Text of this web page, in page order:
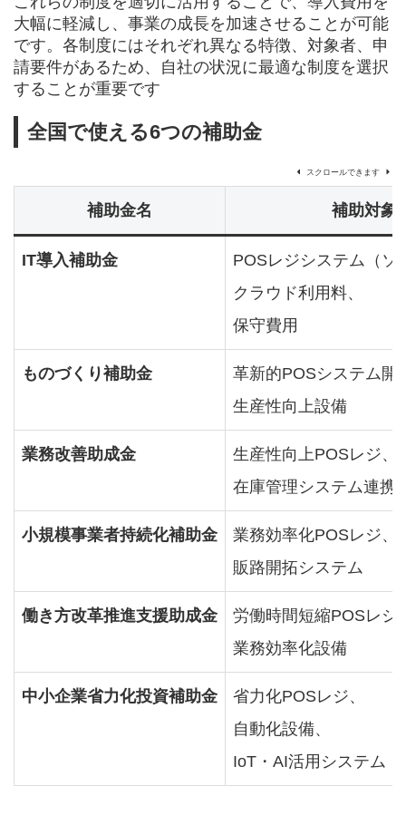
大幅に軽減し、事業の成長を加速させることが可能
です。各制度にはそれぞれ異なる特徴、対象者、申
請要件があるため、自社の状況に最適な制度を選択
することが重要です
全国で使える6つの補助金
スクロールできます
補助金名 補助対象
IT導入補助金
POSレジシステム（ソ
クラウド利用料、
保守費用
ものづくり補助金
革新的POSシステム開
生産性向上設備
業務改善助成金
生産性向上POSレジ、
在庫管理システム連携
小規模事業者持続化補助金
業務効率化POSレジ、
販路開拓システム
働き方改革推進支援助成金
労働時間短縮POSレジ
業務効率化設備
中小企業省力化投資補助金
省力化POSレジ、
自動化設備、
IoT・AI活用システム